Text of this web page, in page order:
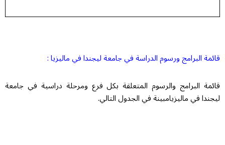
قائمة البرامج ورسوم الدراسة في جامعة ليجندا في ماليزيا :
قائمة البرامج والرسوم المتعلقة بكل فرع ومرحلة دراسية في جامعة
ليجندا في ماليزيامبينة في الجدول التالي.